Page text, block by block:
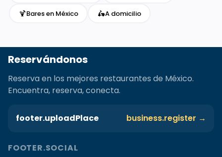
🍹Bares en México 🛵A domicilio
Reservándonos
Reserva en los mejores restaurantes de México.
Encuentra, reserva, conecta.
footer.uploadPlace business.register →
FOOTER.SOCIAL